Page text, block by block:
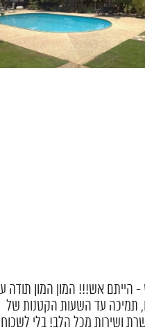
שהתאוששנו אנחנו רוצים
חתונה בדיוק כמו שחלמנו! היה
אדיבים והכי חשוב אנשים